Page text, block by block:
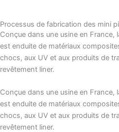
Processus de fabrication des mini
Conçue dans une usine en France,
est enduite de matériaux
chocs, aux UV et aux produits de
revêtement liner.
Conçue dans une usine en France,
est enduite de matériaux
chocs, aux UV et aux produits de
revêtement liner.